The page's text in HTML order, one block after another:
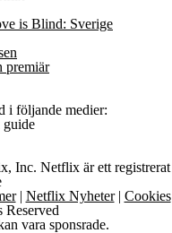
is Blind: Sverige
premiär
i följande medier:
Inc. Netflix är ett registrerat
| Netflix Nyheter| Cookies
Reserved
vara sponsrade.